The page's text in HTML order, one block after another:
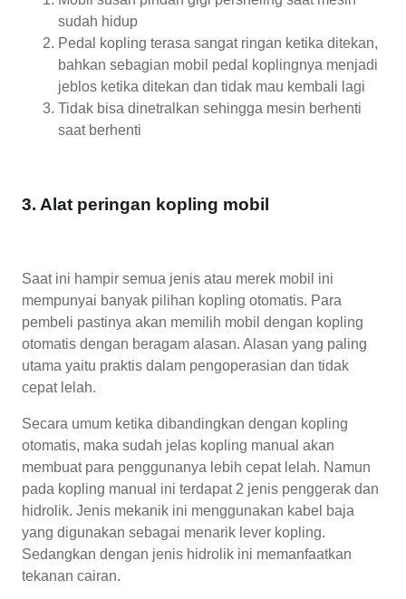
sudah hidup
Pedal kopling terasa sangat ringan ketika ditekan,
bahkan sebagian mobil pedal koplingnya menjadi
jeblos ketika ditekan dan tidak mau kembali lagi
Tidak bisa dinetralkan sehingga mesin berhenti
saat berhenti
3. Alat peringan kopling mobil
Saat ini hampir semua jenis atau merek mobil ini
mempunyai banyak pilihan kopling otomatis. Para
pembeli pastinya akan memilih mobil dengan kopling
otomatis dengan beragam alasan. Alasan yang paling
utama yaitu praktis dalam pengoperasian dan tidak
cepat lelah.
Secara umum ketika dibandingkan dengan kopling
otomatis, maka sudah jelas kopling manual akan
membuat para penggunanya lebih cepat lelah. Namun
pada kopling manual ini terdapat 2 jenis penggerak dan
hidrolik. Jenis mekanik ini menggunakan kabel baja
yang digunakan sebagai menarik lever kopling.
Sedangkan dengan jenis hidrolik ini memanfaatkan
tekanan cairan.